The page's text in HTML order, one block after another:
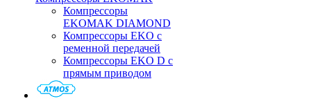
Компрессоры
EKOMAK DIAMOND
Компрессоры EKO c
ременной передачей
Компрессоры EKO D с
прямым приводом